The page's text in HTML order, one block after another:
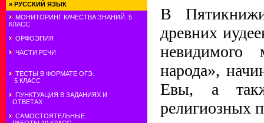
» РУССКИЙ ЯЗЫК
МОНИТОРИНГ КАЧЕСТВА ЗНАНИЙ. 5
КЛАСС
ОРФОЭПИЯ
ЧАСТИ РЕЧИ
ТЕСТЫ В ФОРМАТЕ ОГЭ.
5 КЛАСС
ПУНКТУАЦИЯ В ЗАДАНИЯХ И
ОТВЕТАХ
САМОСТОЯТЕЛЬНЫЕ
В
древних
невидимого
народа»,
Евы, а
религиозных